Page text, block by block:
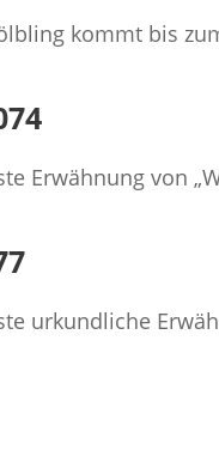
kommt bis
Erwähnung von
urkundliche